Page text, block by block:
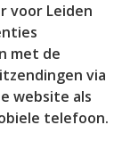
voor Leiden
met de
via
website als
telefoon.